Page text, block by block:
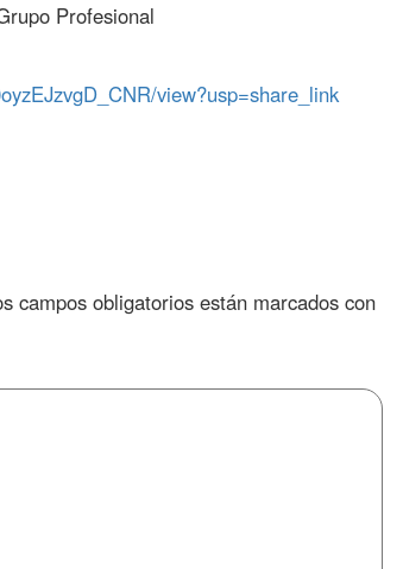
Profesional
view?usp=share_link
campos obligatorios están marcados con